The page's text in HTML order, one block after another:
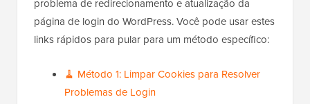
problema de redirecionamento e atualização da
página de login do WordPress. Você pode usar estes
links rápidos para pular para um método específico:
🧹 Método 1: Limpar Cookies para Resolver
Problemas de Login